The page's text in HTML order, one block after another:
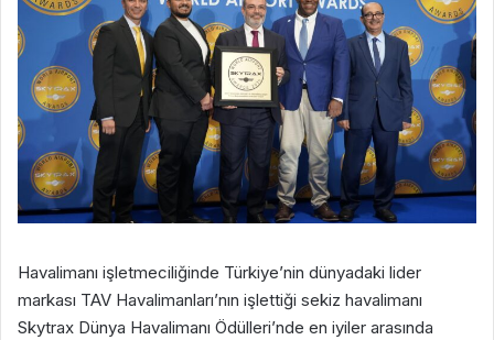
Havalimanı işletmeciliğinde Türkiye’nin dünyadaki lider
markası TAV Havalimanları’nın işlettiği sekiz havalimanı
Skytrax Dünya Havalimanı Ödülleri’nde en iyiler arasında